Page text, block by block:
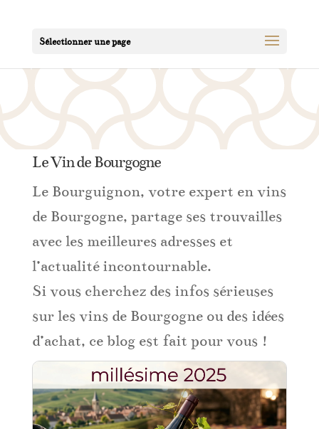
Sélectionner une page
Le Vin de Bourgogne
Le Bourguignon, votre expert en vins
de Bourgogne, partage ses trouvailles
avec les meilleures adresses et
l’actualité incontournable.
Si vous cherchez des infos sérieuses
sur les vins de Bourgogne ou des idées
d’achat, ce blog est fait pour vous !